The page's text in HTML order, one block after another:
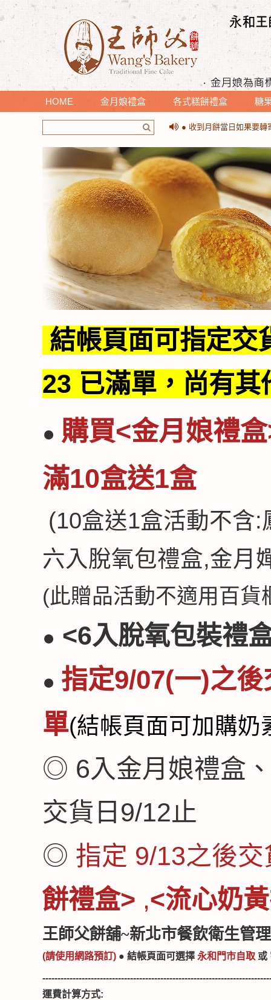
HOME 金月娘禮盒 各式糕餅禮盒 糖
＊提醒您收到月餅時，
● 收到月餅當日如果要轉
● 收到月餅當日如果要轉
結帳頁面可指定交
23 已滿單，尚有其
● 購買<金月娘禮
滿10盒送1盒
(10盒送1盒活動不含
六入脫氧包禮盒,金月
(此贈品活動不適用百貨
● <6入脫氧包裝禮
● 指定9/07(一)之
單(結帳頁面可加購奶
◎ 6入金月娘禮盒
交貨日9/12止
◎ 指定 9/13之後
餅禮盒> ,<流心奶
王師父餅舖~新北市餐飲衛生管
(請使用網路預訂) ● 結帳頁面可選擇 永和門市自取 或
運費計算方式: